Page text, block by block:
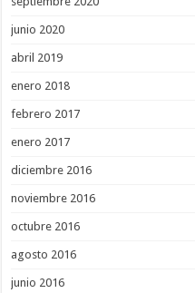
junio 2020
abril 2019
enero 2018
febrero 2017
enero 2017
diciembre 2016
noviembre 2016
octubre 2016
agosto 2016
junio 2016